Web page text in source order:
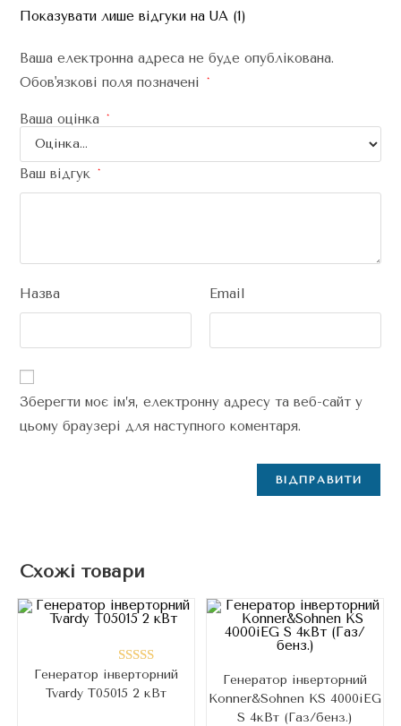
Показувати лише відгуки на UA (1)
Ваша електронна адреса не буде опублікована.
Обов'язкові поля позначені
*
Ваша оцінка *
Ваш відгук *
Назва Email
Зберегти моє ім’я, електронну адресу та веб-сайт у
цьому браузері для наступного коментаря.
Схожі товари
Оцінено в
5.00з 5
Генератор інверторний
Tvardy T05015 2 кВт
Генератор інверторний
Konner&Sohnen KS 4000iEG
S 4кВт (Газ/бенз.)